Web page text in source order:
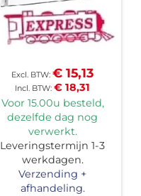
€ 18,31
€ 15,13
Voor 15.00u besteld,
dezelfde dag nog
verwerkt.
Leveringstermijn 1-3
werkdagen.
Verzending +
afhandeling.